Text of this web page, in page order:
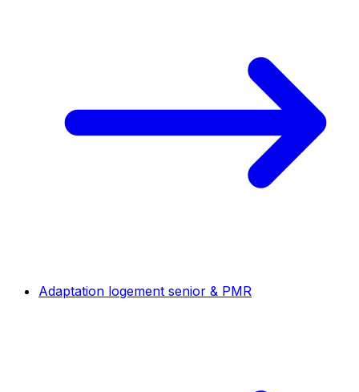
Adaptation logement senior & PMR